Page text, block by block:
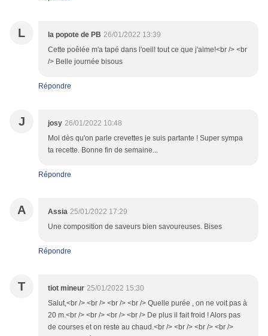
L la popote de PB 26/01/2022 13:39
Cette poêlée m'a tapé dans l'oeil! tout ce que j'aime!<br /> <br
/> Belle journée bisous
Répondre
J josy 26/01/2022 10:48
Moi dès qu'on parle crevettes je suis partante ! Super sympa
ta recette. Bonne fin de semaine...
Répondre
A Assia 25/01/2022 17:29
Une composition de saveurs bien savoureuses. Bises
Répondre
T tiot mineur 25/01/2022 15:30
Salut,<br /> <br /> <br /> <br /> Quelle purée , on ne voit pas à
20 m.<br /> <br /> <br /> <br /> De plus il fait froid ! Alors pas
de courses et on reste au chaud.<br /> <br /> <br /> <br />